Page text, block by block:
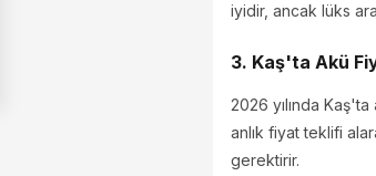
iyidir, ancak lüks
3. Kaş'ta Akü
2026 yılında
anlık fiyat teklifi
gerektirir.